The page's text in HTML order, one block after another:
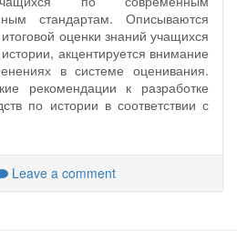
стандартам. Описываются
оценки знаний учащихся
акцентируется внимание
в системе оценивания.
рекомендации к разработке
по истории в соответствии с
Leave a comment